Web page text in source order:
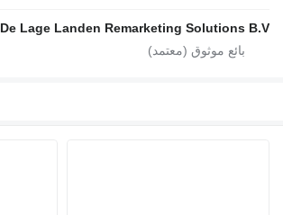
De Lage Landen Remarketing Solutions B.V.